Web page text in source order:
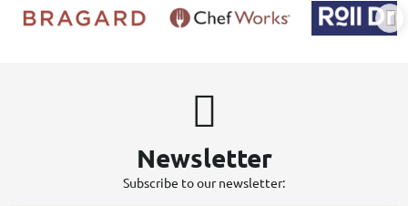
Newsletter
Subscribe to our newsletter: